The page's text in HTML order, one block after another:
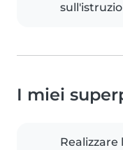
I miei